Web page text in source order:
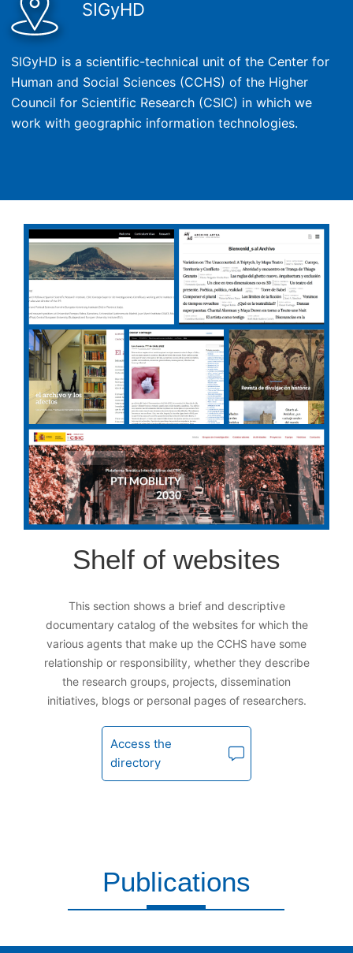
SIGyHD
SIGyHD is a scientific-technical unit of the Center for
Human and Social Sciences (CCHS) of the Higher
Council for Scientific Research (CSIC) in which we
work with geographic information technologies.
Shelf of websites
This section shows a brief and descriptive
documentary catalog of the websites for which the
various agents that make up the CCHS have some
relationship or responsibility, whether they describe
the research groups, projects, dissemination
initiatives, blogs or personal pages of researchers.
Access the
directory
Publications